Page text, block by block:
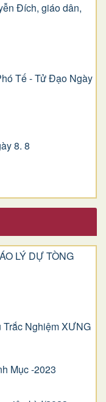
Ðích, giáo dân,
Tế - Tử Đạo Ngày
8. 8
LÝ DỰ TÒNG
Trắc Nghiệm XƯNG
Mục -2023